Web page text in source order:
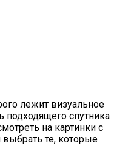
лежит визуальное
подходящего спутника
на картинки с
те, которые